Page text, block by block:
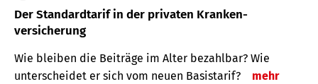
Der Standard­tarif in der privaten Kranken­
versicherung
Wie bleiben die Beiträge im Alter bezahlbar? Wie
unterscheidet er sich vom neuen Basistarif?
mehr